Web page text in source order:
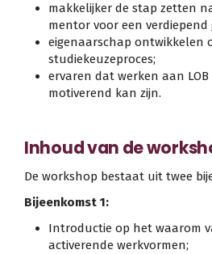
makkelijker de stap zetten
mentor voor een verdiepend
eigenaarschap ontwikkelen
studiekeuzeproces;
ervaren dat werken aan
motiverend kan zijn.
Inhoud van de
De workshop bestaat uit twee
Bijeenkomst 1:
Introductie op het waarom
activerende werkvormen;